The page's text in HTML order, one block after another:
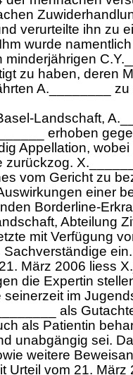
verurteilte ihn zu
wurde
minderjährigen
zu haben, deren
A.________
Landschaft,
erhoben
Appellation,
zurückzog.
vom Gericht zu
einer
Borderline-
Abteilung
mit Verfügung
März 2006 liess
die Expertin
im
als
als Patientin
unabgängig sei.
weitere
Urteil vom 21. März